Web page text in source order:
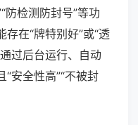
防检测防封号”等功
在“牌特别好”或“透
过后台运行、自动
安全性高”“不被封